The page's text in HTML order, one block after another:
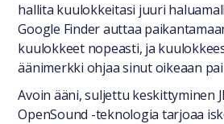
hallita kuulokkeitasi juuri
Google Finder auttaa
kuulokkeet nopeasti, ja
äänimerkki ohjaa sinut oikeaan
Avoin ääni, suljettu keskittyminen
OpenSound -teknologia tarjoaa